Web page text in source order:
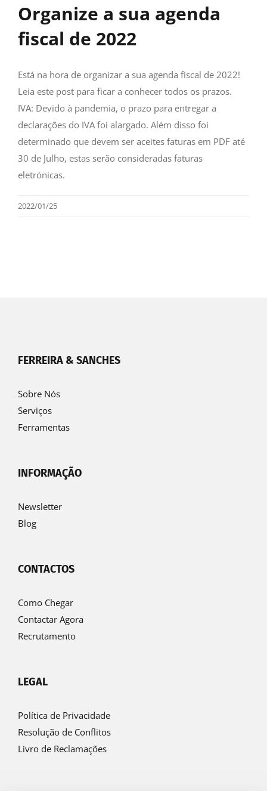
Organize a sua agenda
fiscal de 2022
Está na hora de organizar a sua agenda fiscal de 2022!
Leia este post para ficar a conhecer todos os prazos.
IVA: Devido à pandemia, o prazo para entregar a
declarações do IVA foi alargado. Além disso foi
determinado que devem ser aceites faturas em PDF até
30 de Julho, estas serão consideradas faturas
eletrónicas.
2022/01/25
FERREIRA & SANCHES
Sobre Nós
Serviços
Ferramentas
INFORMAÇÃO
Newsletter
Blog
CONTACTOS
Como Chegar
Contactar Agora
Recrutamento
LEGAL
Política de Privacidade
Resolução de Conflitos
Livro de Reclamações